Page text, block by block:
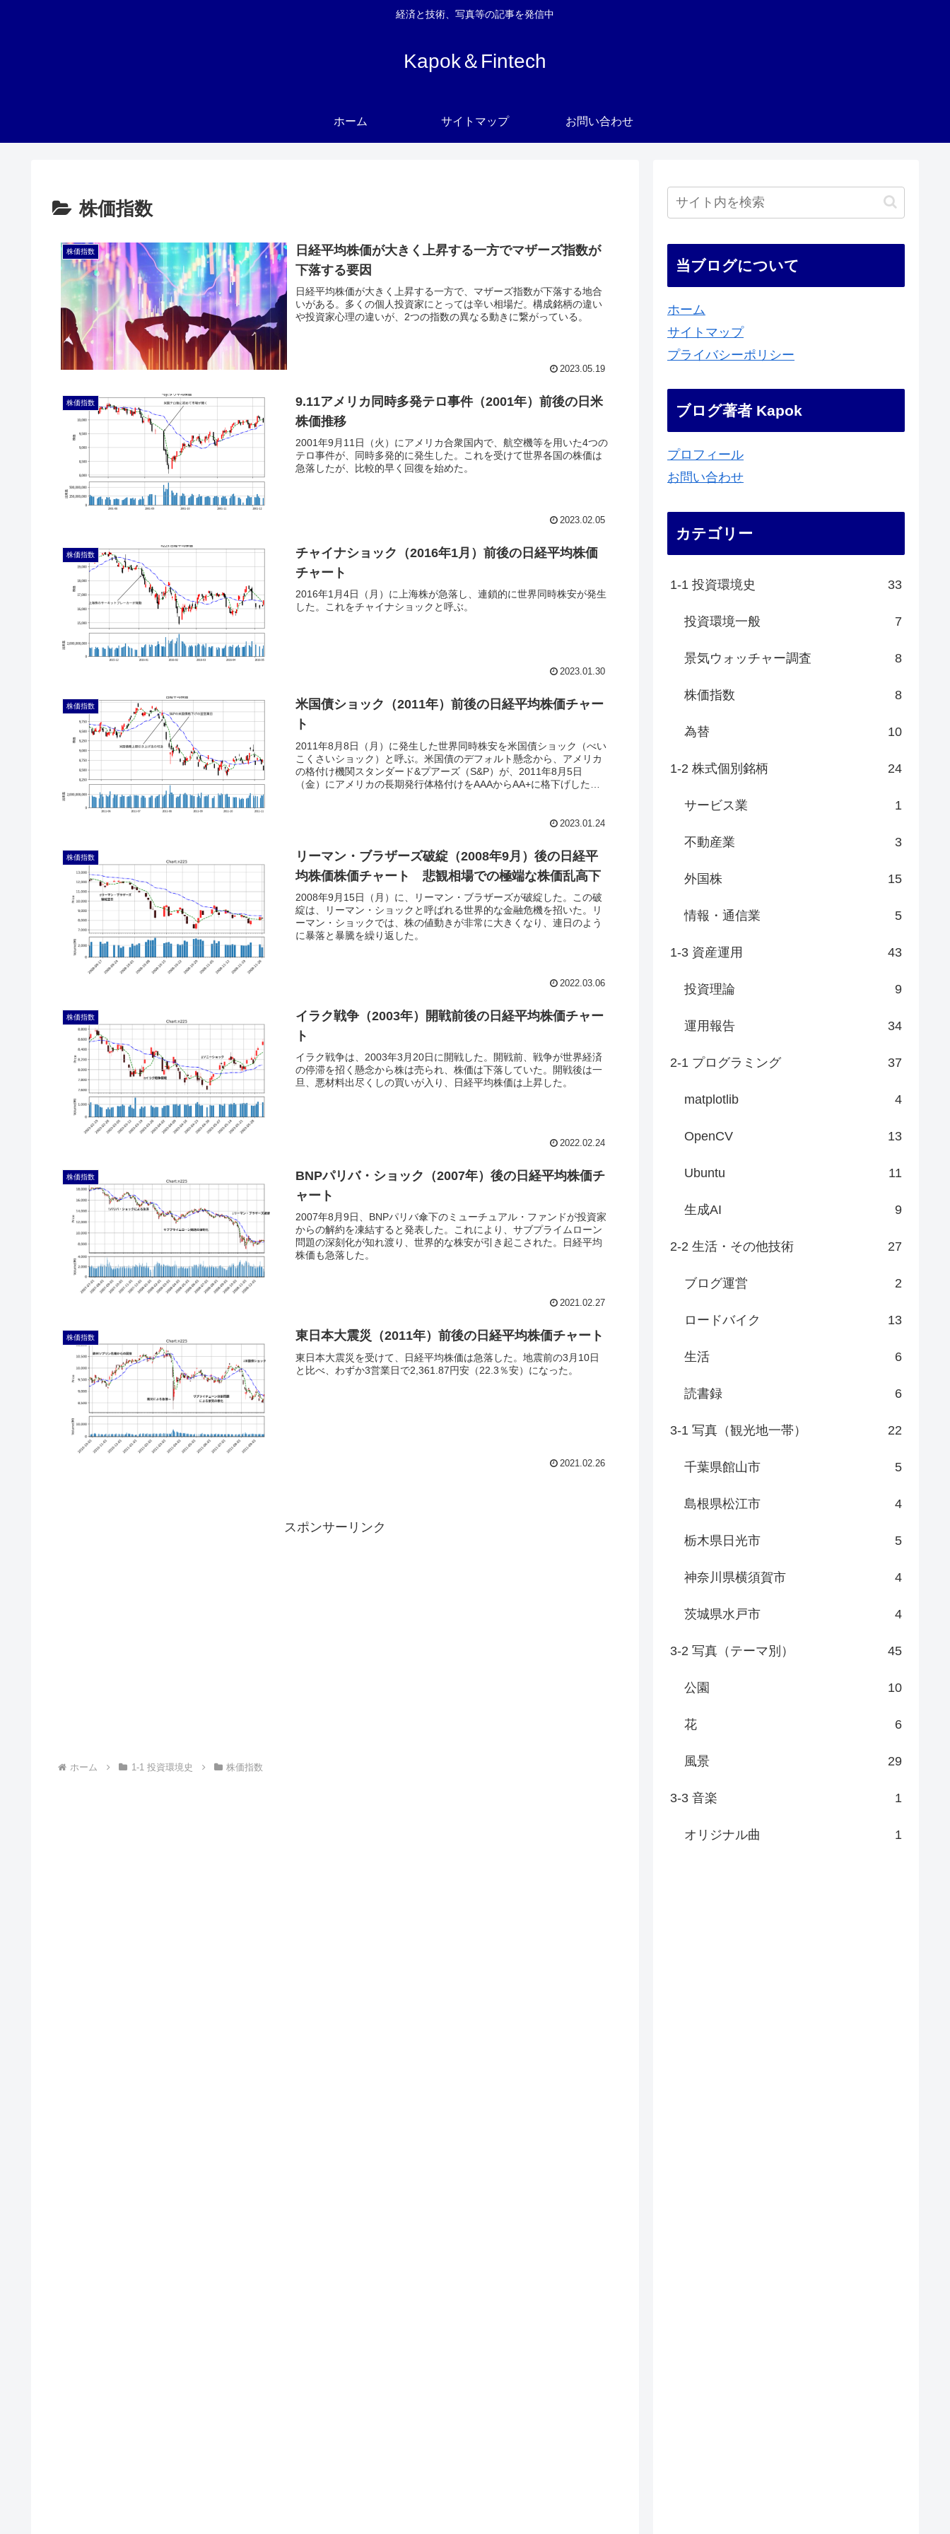
経済と技術、写真等の記事を発信中
Kapok＆Fintech
ホーム サイトマップ お問い合わせ
株価指数
株価指数
日経平均株価が大きく上昇する一方でマザーズ指数が
下落する要因
日経平均株価が大きく上昇する一方で、マザーズ指数が下落する地合
いがある。多くの個人投資家にとっては辛い相場だ。構成銘柄の違い
や投資家心理の違いが、2つの指数の異なる動きに繋がっている。
2023.05.19
株価指数
9.11アメリカ同時多発テロ事件（2001年）前後の日米
株価推移
2001年9月11日（火）にアメリカ合衆国内で、航空機等を用いた4つの
テロ事件が、同時多発的に発生した。これを受けて世界各国の株価は
急落したが、比較的早く回復を始めた。
2023.02.05
株価指数
チャイナショック（2016年1月）前後の日経平均株価
チャート
2016年1月4日（月）に上海株が急落し、連鎖的に世界同時株安が発生
した。これをチャイナショックと呼ぶ。
2023.01.30
株価指数
米国債ショック（2011年）前後の日経平均株価チャー
ト
2011年8月8日（月）に発生した世界同時株安を米国債ショック（べい
こくさいショック）と呼ぶ。米国債のデフォルト懸念から、アメリカ
の格付け機関スタンダード&プアーズ（S&P）が、2011年8月5日
（金）にアメリカの長期発行体格付けをAAAからAA+に格下げした事
2023.01.24
株価指数
リーマン・ブラザーズ破綻（2008年9月）後の日経平
均株価株価チャート 悲観相場での極端な株価乱高下
2008年9月15日（月）に、リーマン・ブラザーズが破綻した。この破
綻は、リーマン・ショックと呼ばれる世界的な金融危機を招いた。リ
ーマン・ショックでは、株の値動きが非常に大きくなり、連日のよう
に暴落と暴騰を繰り返した。
2022.03.06
株価指数
イラク戦争（2003年）開戦前後の日経平均株価チャー
ト
イラク戦争は、2003年3月20日に開戦した。開戦前、戦争が世界経済
の停滞を招く懸念から株は売られ、株価は下落していた。開戦後は一
旦、悪材料出尽くしの買いが入り、日経平均株価は上昇した。
2022.02.24
株価指数
BNPパリバ・ショック（2007年）後の日経平均株価チ
ャート
2007年8月9日、BNPパリバ傘下のミューチュアル・ファンドが投資家
からの解約を凍結すると発表した。これにより、サブプライムローン
問題の深刻化が知れ渡り、世界的な株安が引き起こされた。日経平均
株価も急落した。
2021.02.27
株価指数 東日本大震災（2011年）前後の日経平均株価チャート
東日本大震災を受けて、日経平均株価は急落した。地震前の3月10日
と比べ、わずか3営業日で2,361.87円安（22.3％安）になった。
2021.02.26
スポンサーリンク
ホーム 1-1 投資環境史 株価指数
当ブログについて
ホーム
サイトマップ
プライバシーポリシー
ブログ著者 Kapok
プロフィール
お問い合わせ
カテゴリー
1-1 投資環境史 33
投資環境一般 7
景気ウォッチャー調査 8
株価指数 8
為替 10
1-2 株式個別銘柄 24
サービス業 1
不動産業 3
外国株 15
情報・通信業 5
1-3 資産運用 43
投資理論 9
運用報告 34
2-1 プログラミング 37
matplotlib 4
OpenCV 13
Ubuntu 11
生成AI 9
2-2 生活・その他技術 27
ブログ運営 2
ロードバイク 13
生活 6
読書録 6
3-1 写真（観光地一帯） 22
千葉県館山市 5
島根県松江市 4
栃木県日光市 5
神奈川県横須賀市 4
茨城県水戸市 4
3-2 写真（テーマ別） 45
公園 10
花 6
風景 29
3-3 音楽 1
オリジナル曲 1